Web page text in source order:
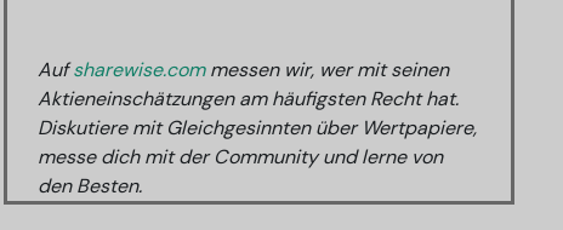
Aufsharewise.commessen wir, wer mit seinen
Aktieneinschätzungen am häufigsten Recht hat.
Diskutiere mit Gleichgesinnten über Wertpapiere,
messe dich mit der Community und lerne von
den Besten.